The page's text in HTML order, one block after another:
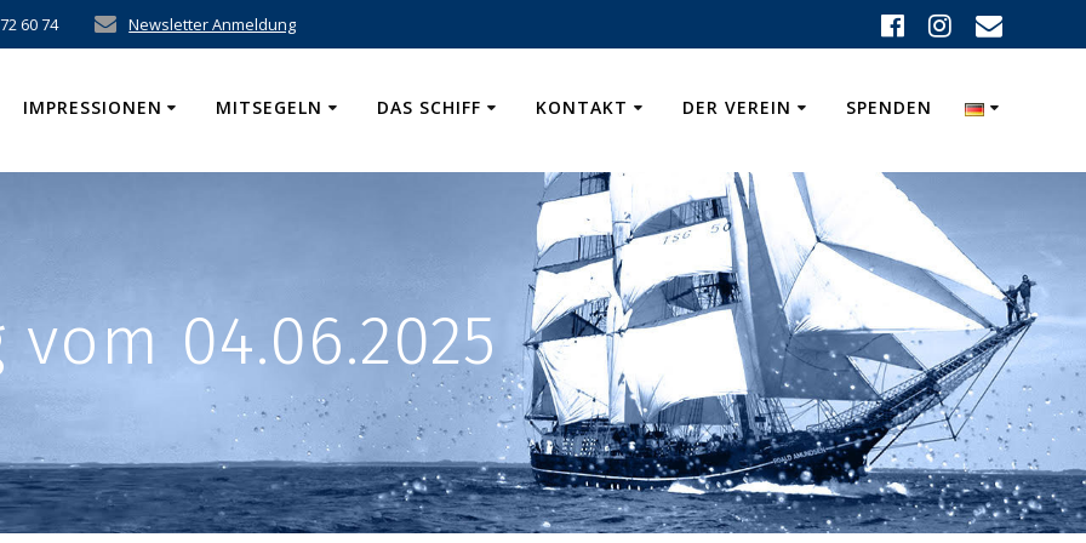
60 74 Newsletter Anmeldung
IMPRESSIONEN MITSEGELN DAS SCHIFF KONTAKT DER VEREIN SPENDEN
04.06.2025